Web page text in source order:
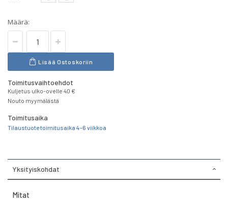
Määrä:
Lisää Ostoskoriin
Toimitusvaihtoehdot
Kuljetus ulko-ovelle 40 €
Nouto myymälästä
Toimitusaika
Tilaustuote toimitusaika 4-6 viikkoa
Yksityiskohdat
Mitat